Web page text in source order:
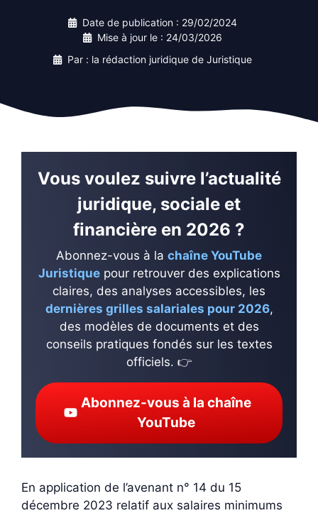
Date de publication : 29/02/2024
Mise à jour le : 24/03/2026
Par : la rédaction juridique de Juristique
Vous voulez suivre l’actualité
juridique, sociale et
financière en 2026 ?
Abonnez-vous à la chaîne YouTube
Juristiquepour retrouver des explications
claires, des analyses accessibles, les
dernières grilles salariales pour 2026,
des modèles de documents et des
conseils pratiques fondés sur les textes
officiels. 👉
Abonnez-vous à la chaîne
YouTube
En application de l’avenant n° 14 du 15
décembre 2023 relatif aux salaires minimums